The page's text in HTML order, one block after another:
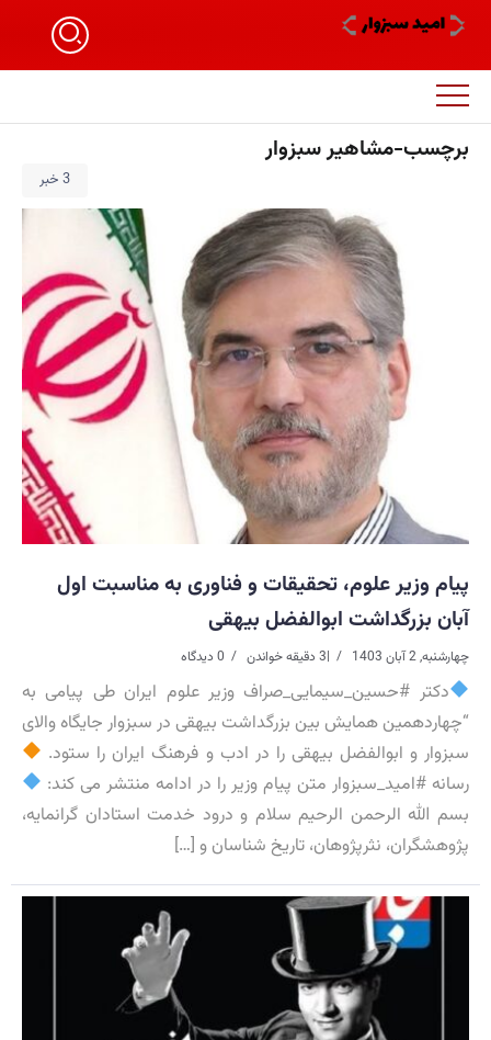
برچسب-مشاهیر سبزوار
3 خبر
پیام وزیر علوم، تحقیقات و فناوری به مناسبت اول
آبان بزرگداشت ابوالفضل بیهقی
چهارشنبه, 2 آبان 1403 |3 دقیقه خواندن 0 دیدگاه
دکتر #حسین_سیمایی_صراف وزیر علوم ایران طی پیامی به
“چهاردهمین همایش بین بزرگداشت بیهقی در سبزوار جایگاه والای
سبزوار و ابوالفضل بیهقی را در ادب و فرهنگ ایران را ستود.
رسانه #امید_سبزوار متن پیام وزیر را در ادامه منتشر می کند:
بسم الله الرحمن الرحیم سلام و درود خدمت استادان گرانمایه،
پژوهشگران، نثرپژوهان، تاریخ شناسان و […]